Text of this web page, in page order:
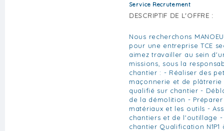
Service Recrutement
DESCRIPTIF DE L'OFFRE :
Nous recherchons
pour une entreprise TCE
aimez travailler au sein
missions, sous la
chantier : - Réaliser des
maçonnerie et de
qualifié sur chantier -
de la démolition -
matériaux et les outils -
chantiers et de l'outillage
chantier Qualification N1P1